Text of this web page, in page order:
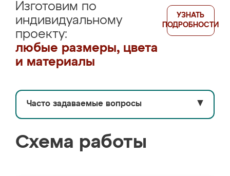
Изготовим по
индивидуальному
проекту:
любые размеры, цвета
и материалы
УЗНАТЬ
ПОДРОБНОСТИ
Часто задаваемые вопросы ▼
Схема работы